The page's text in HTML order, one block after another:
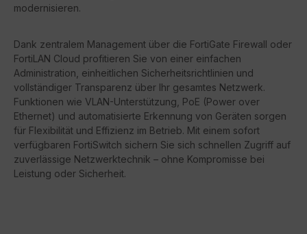
modernisieren.
Dank zentralem Management über die FortiGate Firewall oder
FortiLAN Cloud profitieren Sie von einer einfachen
Administration, einheitlichen Sicherheitsrichtlinien und
vollständiger Transparenz über Ihr gesamtes Netzwerk.
Funktionen wie VLAN-Unterstützung, PoE (Power over
Ethernet) und automatisierte Erkennung von Geräten sorgen
für Flexibilität und Effizienz im Betrieb. Mit einem sofort
verfügbaren FortiSwitch sichern Sie sich schnellen Zugriff auf
zuverlässige Netzwerktechnik – ohne Kompromisse bei
Leistung oder Sicherheit.